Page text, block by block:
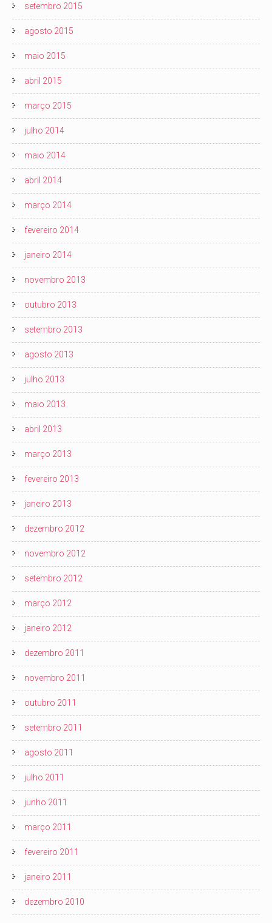
setembro 2015
agosto 2015
maio 2015
abril 2015
março 2015
julho 2014
maio 2014
abril 2014
março 2014
fevereiro 2014
janeiro 2014
novembro 2013
outubro 2013
setembro 2013
agosto 2013
julho 2013
maio 2013
abril 2013
março 2013
fevereiro 2013
janeiro 2013
dezembro 2012
novembro 2012
setembro 2012
março 2012
janeiro 2012
dezembro 2011
novembro 2011
outubro 2011
setembro 2011
agosto 2011
julho 2011
junho 2011
março 2011
fevereiro 2011
janeiro 2011
dezembro 2010